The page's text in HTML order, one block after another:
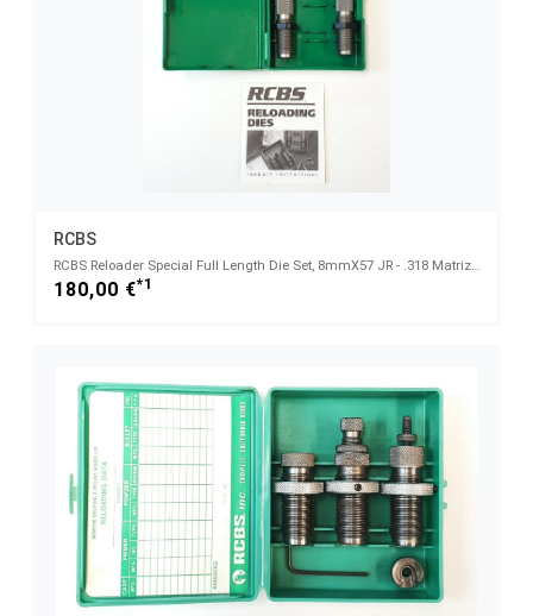
RCBS
RCBS Reloader Special Full Length Die Set, 8mmX57 JR - .318 Matrizen
180,00 €*1